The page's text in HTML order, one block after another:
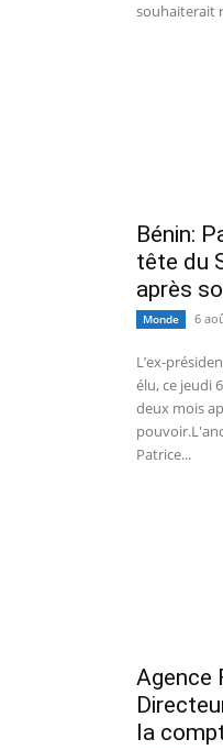
souhaiterait
Bénin:
tête du
après
Monde 6
L’ex-
élu, ce jeudi
deux mois
Patrice...
Agence
la